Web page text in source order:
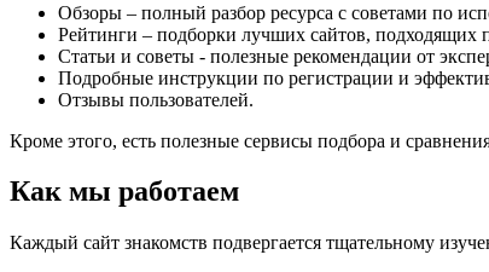
Обзоры – полный разбор ресурса с советами по
Рейтинги – подборки лучших сайтов, подходящих
Статьи и советы - полезные рекомендации от
Подробные инструкции по регистрации и
Отзывы пользователей.
Кроме этого, есть полезные сервисы подбора и
Как мы работаем
Каждый сайт знакомств подвергается тщательному